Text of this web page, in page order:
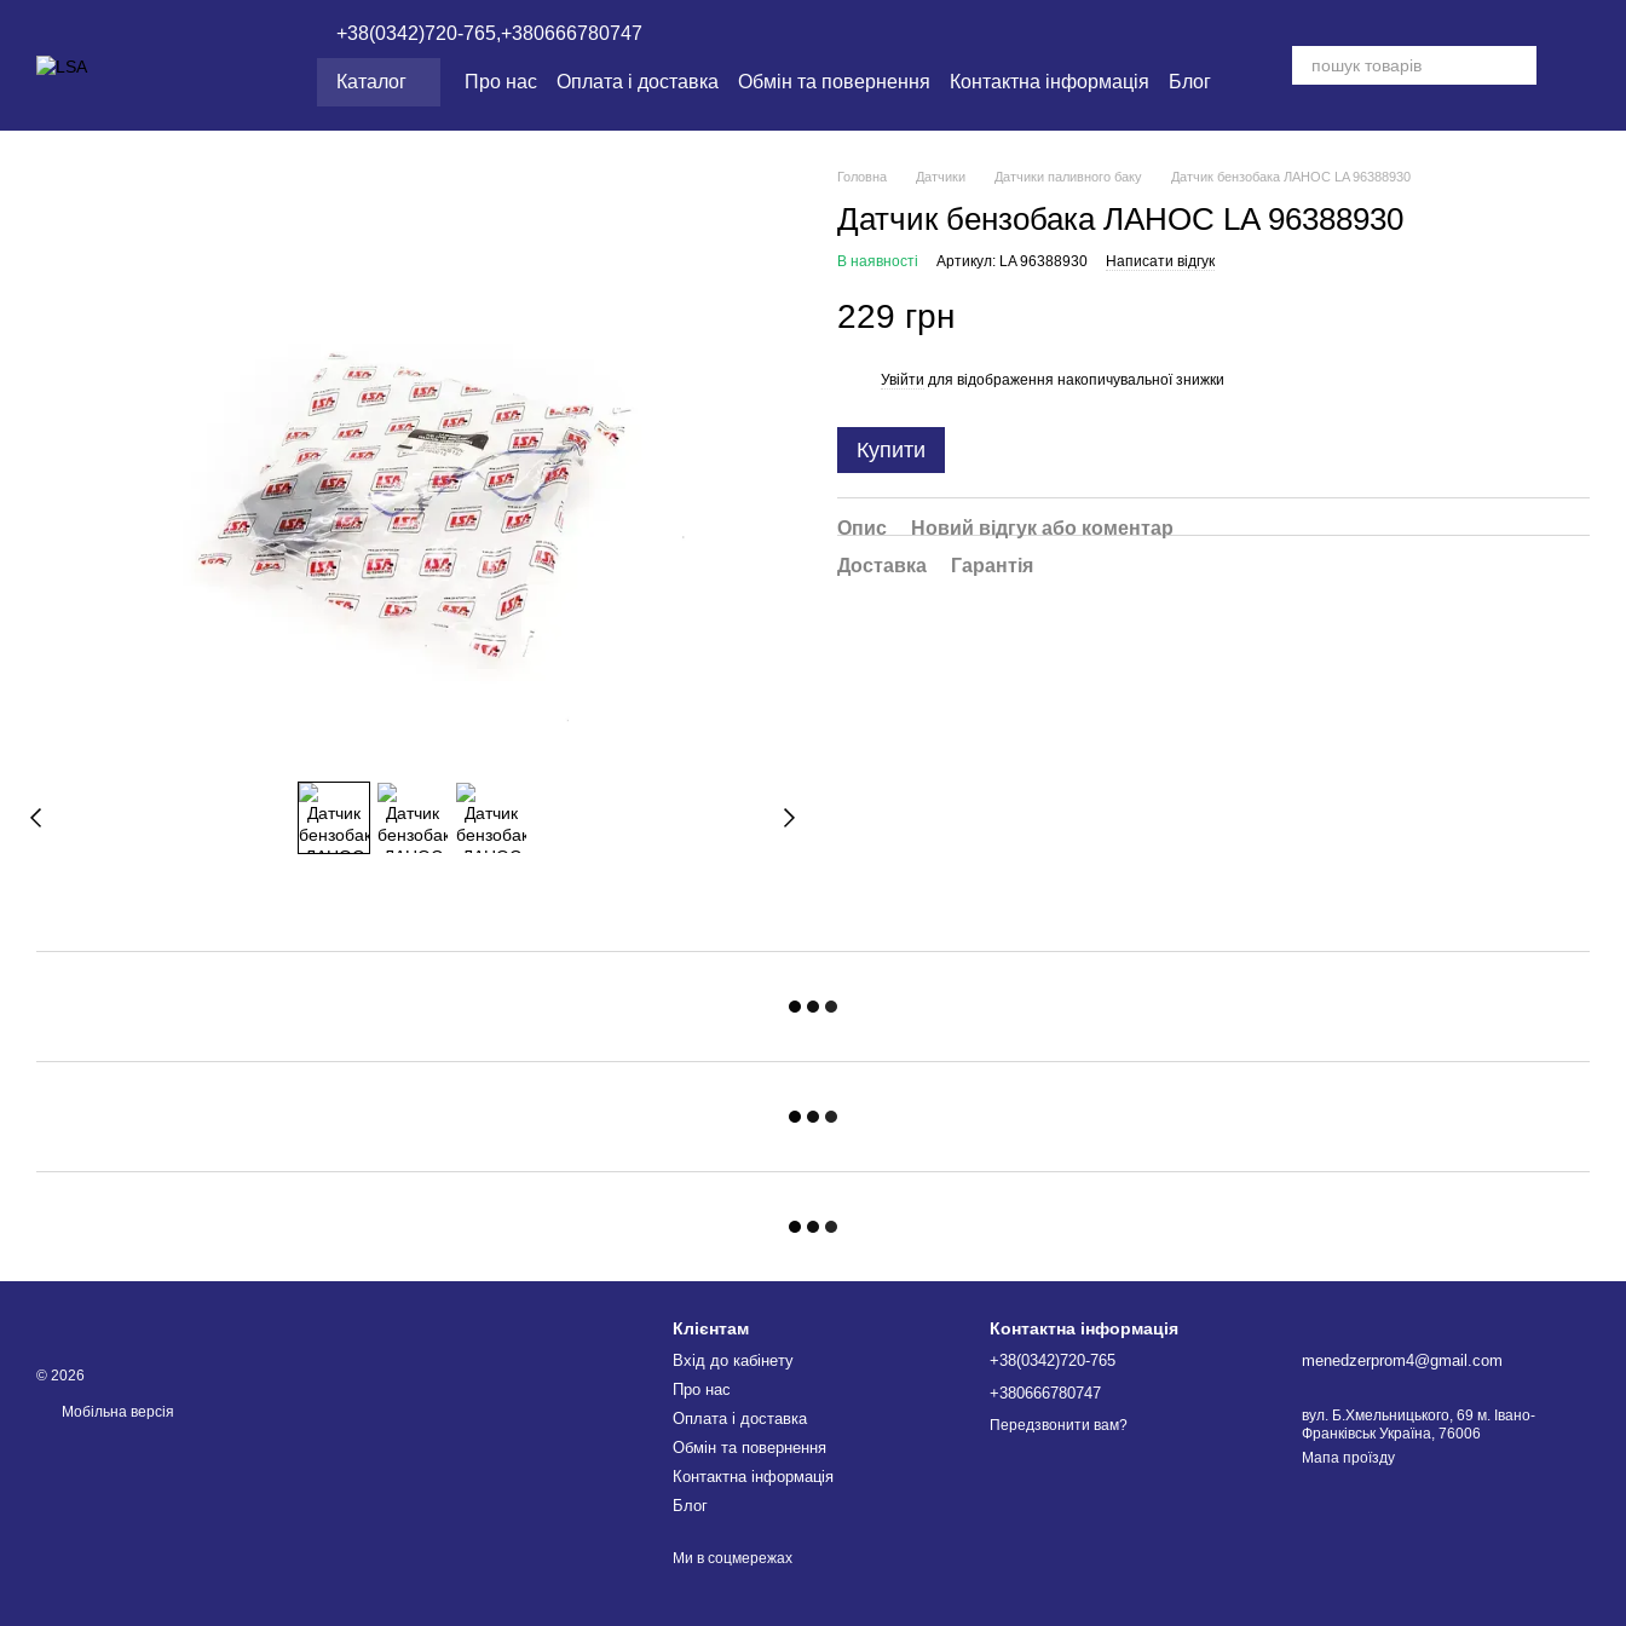
+38(0342)720-765,+380666780747
Каталог Про нас Оплата і доставка Обмін та повернення Контактна інформація Блог
Головна Датчики Датчики паливного баку Датчик бензобака ЛАНОС LA 96388930
Датчик бензобака ЛАНОС LA 96388930
В наявності Артикул: LA 96388930 Написати відгук
229 грн
Увійти для відображення накопичувальної знижки
Купити
Опис
Новий відгук або коментар
Доставка
Гарантія
© 2026
Мобільна версія
Клієнтам
Вхід до кабінету
Про нас
Оплата і доставка
Обмін та повернення
Контактна інформація
Блог
Ми в соцмережах
Контактна інформація
+38(0342)720-765
+380666780747
Передзвонити вам?
menedzerprom4@gmail.com
вул. Б.Хмельницького, 69 м. Івано-
Франківськ Україна, 76006
Мапа проїзду